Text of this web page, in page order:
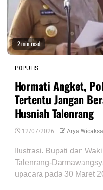
2 min read
POPULIS
Hormati Angket,
Tertentu Jangan
Husniah Talenrang
12/07/2026 Arya
Ilustrasi. Bupati dan
Talenrang-
upacara pada 30 Maret